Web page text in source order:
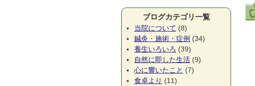
ブログカテゴリ一覧
当院について (8)
鍼灸・施術・症例 (34)
養生いろいろ (39)
自然に即した生活 (9)
心に響いたこと (7)
食卓より (11)